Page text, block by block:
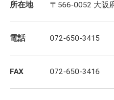
所在地 〒566-0052 大阪
電話 072-650-3415
FAX 072-650-3416